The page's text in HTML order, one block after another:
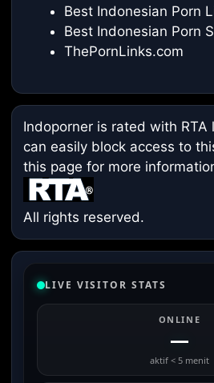
Best Indonesian Porn
Best Indonesian Porn
ThePornLinks.com
Indoporner is rated with RTA
can easily block access to
this page for more
All rights reserved.
LIVE VISITOR STATS
ONLINE
—
aktif < 5 menit